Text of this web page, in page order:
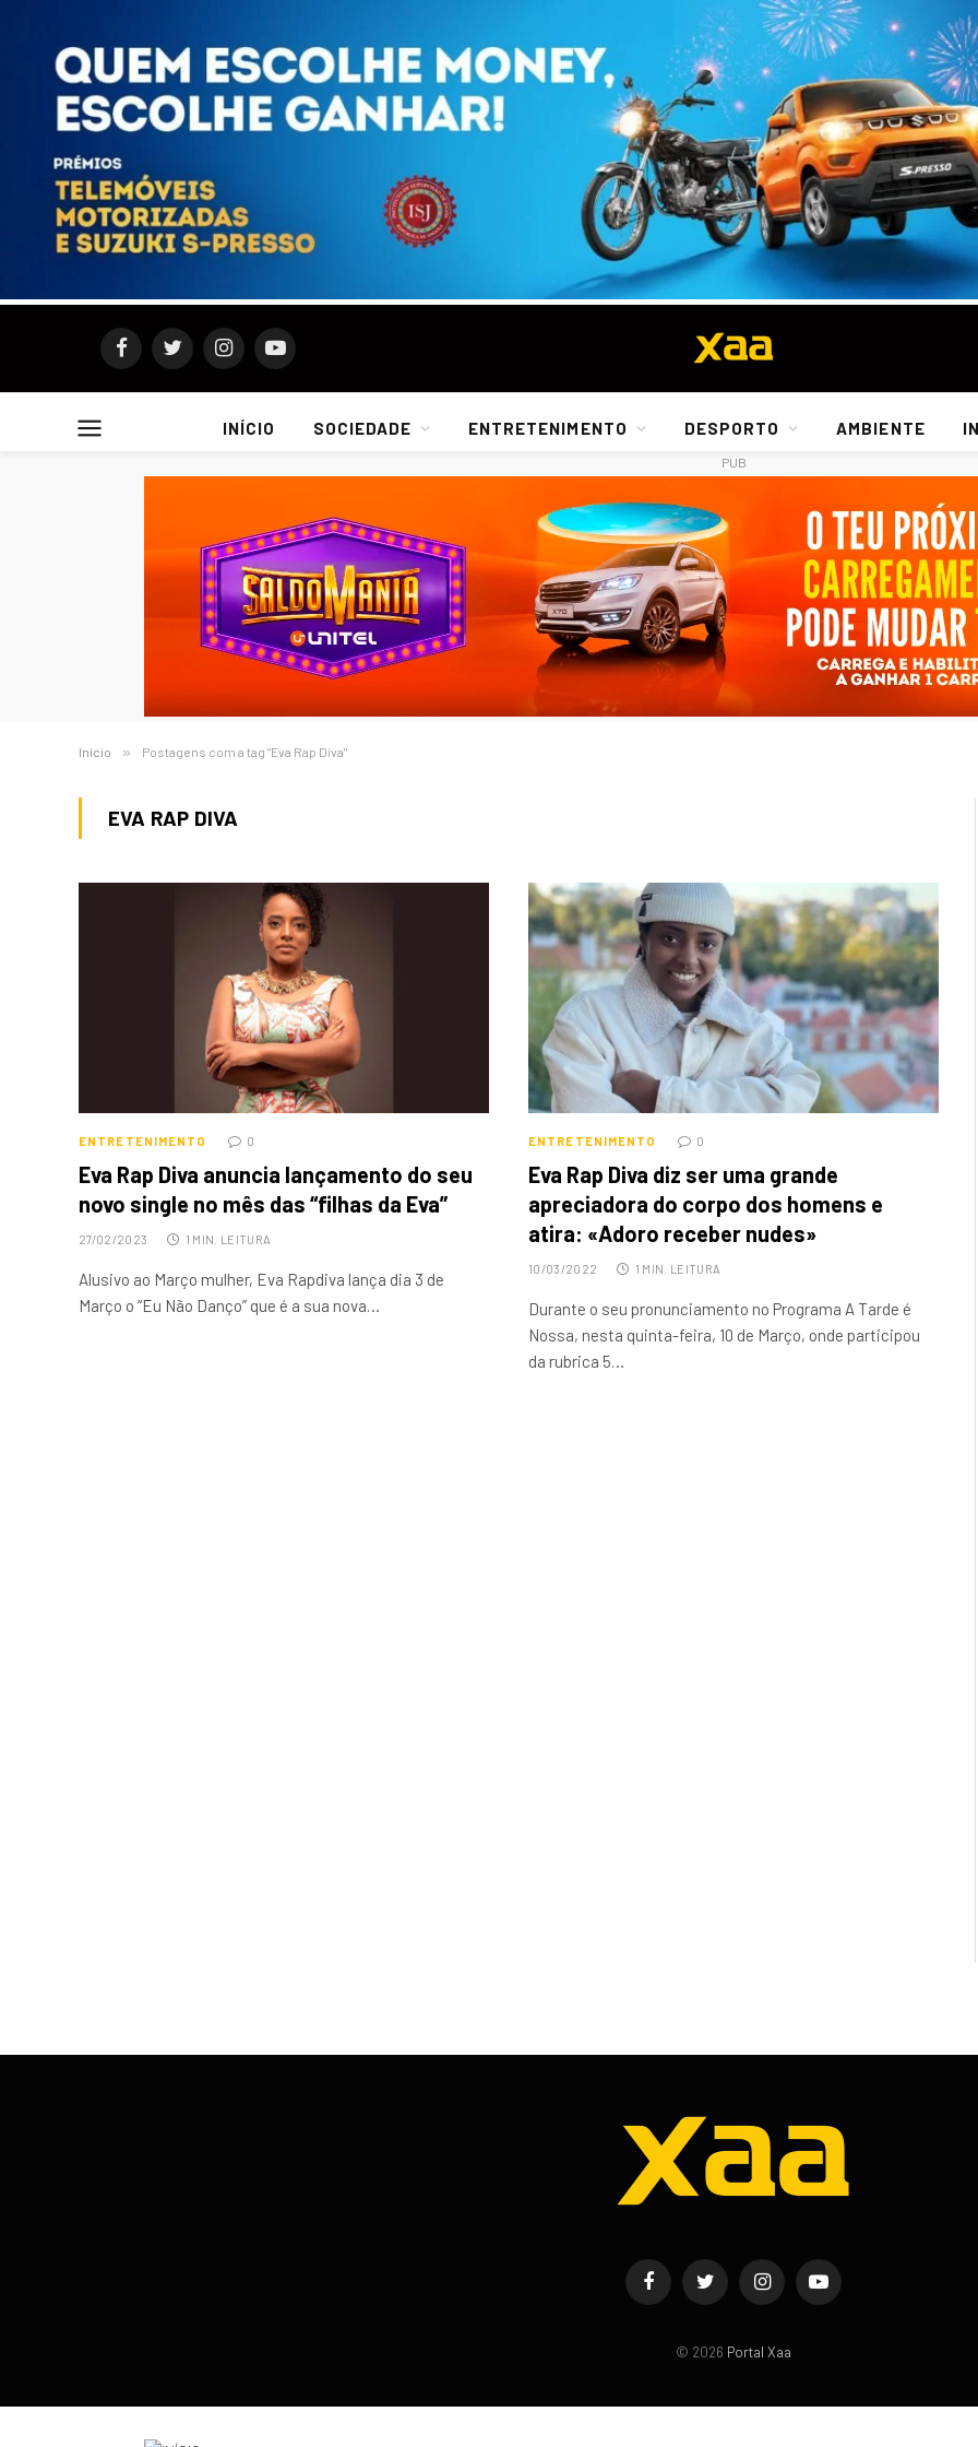
FacebookTwitterInstagramYouTube
INÍCIO SOCIEDADE ENTRETENIMENTO DESPORTO AMBIENTE
PUB
Início » Postagens com a tag "Eva Rap Diva"
EVA RAP DIVA
ENTRETENIMENTO 0
Eva Rap Diva anuncia lançamento do seu
novo single no mês das “filhas da Eva”
27/02/2023 1 MIN. LEITURA
Alusivo ao Março mulher, Eva Rapdiva lança dia 3 de
Março o “Eu Não Danço” que é a sua nova…
ENTRETENIMENTO 0
Eva Rap Diva diz ser uma grande
apreciadora do corpo dos homens e
atira: «Adoro receber nudes»
10/03/2022 1 MIN. LEITURA
Durante o seu pronunciamento no Programa A Tarde é
Nossa, nesta quinta-feira, 10 de Março, onde participou
da rubrica 5…
FacebookTwitter InstagramYouTube
© 2026 Portal Xaa